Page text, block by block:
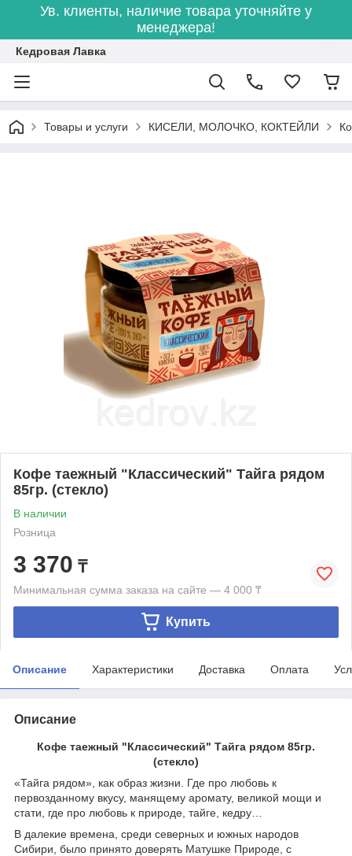
Ув. клиенты, наличие товара уточняйте у
менеджера!
Кедровая Лавка
Товары и услуги КИСЕЛИ, МОЛОЧКО, КОКТЕЙЛИ
Кофе таежный "Классический" Тайга рядом
85гр. (стекло)
В наличии
Розница
3 370 ₸
Минимальная сумма заказа на сайте — 4 000 ₸
Купить
Описание Характеристики Доставка Оплата
Описание
Кофе таежный "Классический" Тайга рядом 85гр.
(стекло)
«Тайга рядом», как образ жизни. Где про любовь к
первозданному вкусу, манящему аромату, великой мощи и
стати, где про любовь к природе, тайге, кедру…
В далекие времена, среди северных и южных народов
Сибири, было принято доверять Матушке Природе, с